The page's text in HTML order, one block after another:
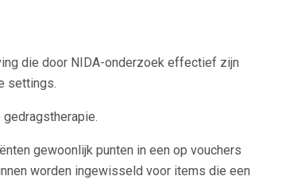
die door NIDA-onderzoek effectief zijn
settings.
gewoonlijk punten in een op vouchers
worden ingewisseld voor items die een